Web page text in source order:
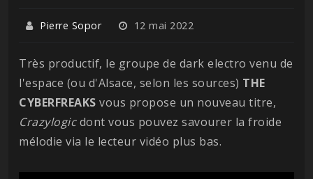
Pierre Sopor 12 mai 2022
Très productif, le groupe de dark electro venu de
l'espace (ou d'Alsace, selon les sources) THE
CYBERFREAKS vous propose un nouveau titre,
Crazylogicdont vous pouvez savourer la froide
mélodie via le lecteur vidéo plus bas.